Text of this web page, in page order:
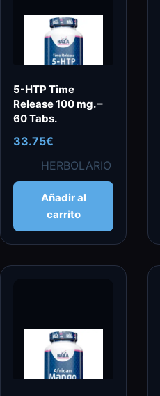
pueden
página
de
producto
5-HTP Time
Release 100 mg. –
60 Tabs.
33.75€
HERBOLARIO
Añadir al
carrito